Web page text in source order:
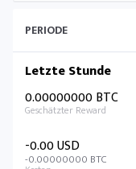
PERIODE
Letzte Stunde
0.00000000 BTC
-0.00 USD
-0.00000000 BTC